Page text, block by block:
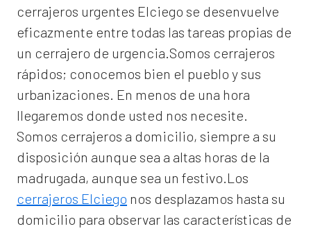
cerrajeros urgentes Elciego se desenvuelve
eficazmente entre todas las tareas propias de
un cerrajero de urgencia.Somos cerrajeros
rápidos; conocemos bien el pueblo y sus
urbanizaciones. En menos de una hora
llegaremos donde usted nos necesite.
Somos cerrajeros a domicilio, siempre a su
disposición aunque sea a altas horas de la
madrugada, aunque sea un festivo.Los
cerrajeros Elciego nos desplazamos hasta su
domicilio para observar las características de